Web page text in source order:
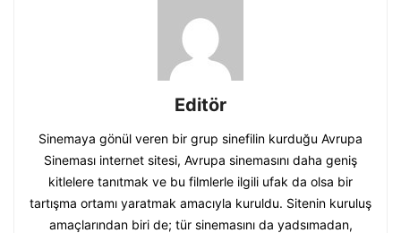
Editör
Sinemaya gönül veren bir grup sinefilin kurduğu Avrupa
Sineması internet sitesi, Avrupa sinemasını daha geniş
kitlelere tanıtmak ve bu filmlerle ilgili ufak da olsa bir
tartışma ortamı yaratmak amacıyla kuruldu. Sitenin kuruluş
amaçlarından biri de; tür sinemasını da yadsımadan,